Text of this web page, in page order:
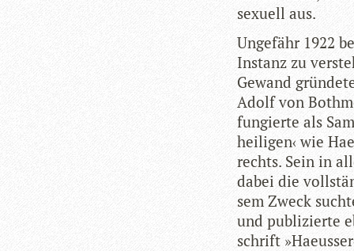
sexu­ell aus.
Unge­fähr 1922
Instanz zu
Gewand
Adolf von
fun­gierte als
hei­li­gen‹ wie
rechts. Sein in
dabei die
sem Zweck
und publi­zierte
schrift